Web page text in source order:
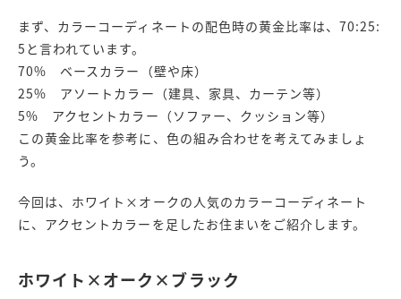
まず、カラーコーディネートの配色時の黄金比率は、70:25:
5と言われています。
70% ベースカラー（壁や床）
25% アソートカラー（建具、家具、カーテン等）
5% アクセントカラー（ソファー、クッション等）
この黄金比率を参考に、色の組み合わせを考えてみましょ
う。
今回は、ホワイト×オークの人気のカラーコーディネート
に、アクセントカラーを足したお住まいをご紹介します。
ホワイト×オーク×ブラック